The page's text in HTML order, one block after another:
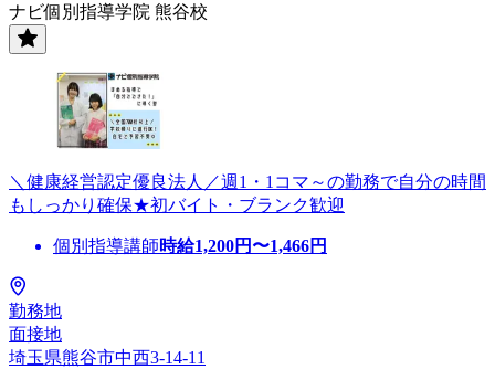
ナビ個別指導学院 熊谷校
＼健康経営認定優良法人／週1・1コマ～の勤務で自分の時間
もしっかり確保★初バイト・ブランク歓迎
個別指導講師時給1,200円〜1,466円
勤務地
面接地
埼玉県熊谷市中西3-14-11